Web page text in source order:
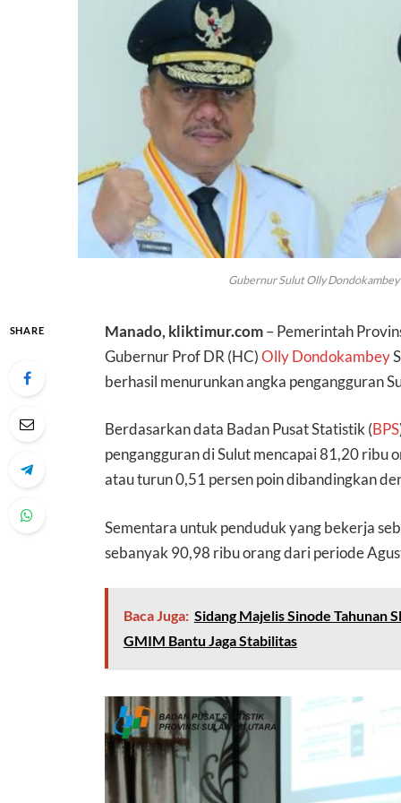
Gubernur Sulut Olly
SHARE Manado, kliktimur.com – Pemerintah
Gubernur Prof DR (HC)Olly Dondokambey
berhasil menurunkan angka pengangguran
Berdasarkan data Badan Pusat Statistik (BPS
pengangguran di Sulut mencapai 81,20 ribu
atau turun 0,51 persen poin dibandingkan
Sementara untuk penduduk yang bekerja
sebanyak 90,98 ribu orang dari periode
Baca Juga: Sidang Majelis Sinode Tahunan
GMIM Bantu Jaga Stabilitas